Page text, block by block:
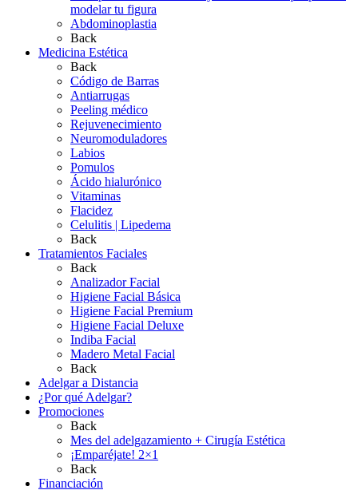
modelar tu figura
Abdominoplastia
Back
Medicina Estética
Back
Código de Barras
Antiarrugas
Peeling médico
Rejuvenecimiento
Neuromoduladores
Labios
Pomulos
Ácido hialurónico
Vitaminas
Flacidez
Celulitis | Lipedema
Back
Tratamientos Faciales
Back
Analizador Facial
Higiene Facial Básica
Higiene Facial Premium
Higiene Facial Deluxe
Indiba Facial
Madero Metal Facial
Back
Adelgar a Distancia
¿Por qué Adelgar?
Promociones
Back
Mes del adelgazamiento + Cirugía Estética
¡Emparéjate! 2×1
Back
Financiación